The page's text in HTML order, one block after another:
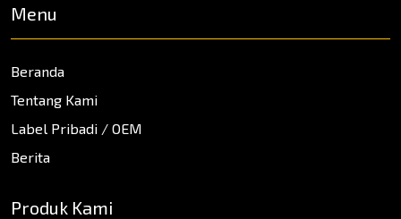
Menu
Beranda
Tentang Kami
Label Pribadi / OEM
Berita
Produk Kami